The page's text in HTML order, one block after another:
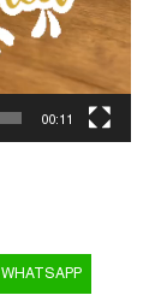
00:11
WHATSAPP